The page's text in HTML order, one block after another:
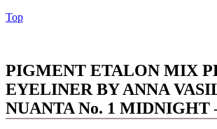
Top
PIGMENT ETALON MIX
EYELINER BY ANNA
NUANTA No. 1 MIDNIGHT